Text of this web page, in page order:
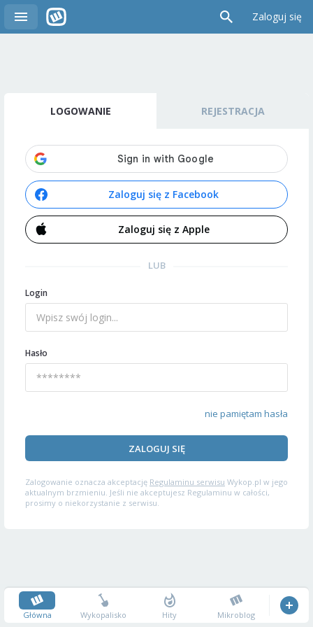
Zaloguj się
LOGOWANIE REJESTRACJA
Zaloguj się z Facebook
Zaloguj się z Apple
LUB
Login
Hasło
nie pamiętam hasła
ZALOGUJ SIĘ
Zalogowanie oznacza akceptację Regulaminu serwisu Wykop.pl w jego
aktualnym brzmieniu. Jeśli nie akceptujesz Regulaminu w całości,
prosimy o niekorzystanie z serwisu.
Główna Wykopalisko Hity Mikroblog